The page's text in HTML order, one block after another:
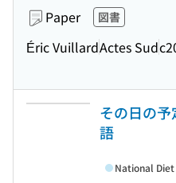
Paper 図書
Éric VuillardActes Sud
その日の
語
National